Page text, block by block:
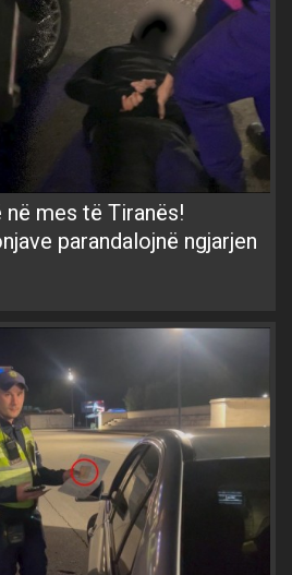
mes të Tiranës!
parandalojnë ngjarjen